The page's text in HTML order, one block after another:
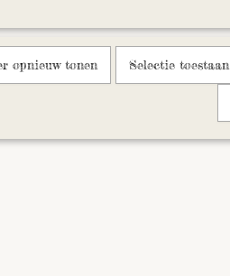
opnieuw tonen Selectie toestaan